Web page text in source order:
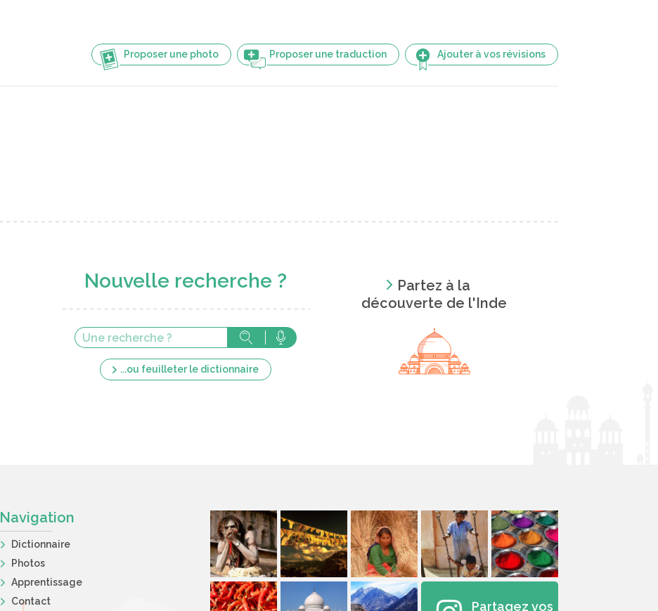
Proposer une photo Proposer une traduction Ajouter à vos révisions
Nouvelle recherche ?
...ou feuilleter le dictionnaire
Partez à la
découverte de l'Inde
Navigation
Dictionnaire
Photos
Apprentissage
Contact
Partagez vos